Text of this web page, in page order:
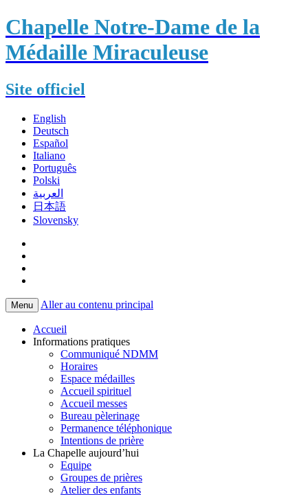
Chapelle Notre-Dame de la
Médaille Miraculeuse
Site officiel
English
Deutsch
Español
Italiano
Português
Polski
العربية
日本語
Slovensky
Menu Aller au contenu principal
Accueil
Informations pratiques
Communiqué NDMM
Horaires
Espace médailles
Accueil spirituel
Accueil messes
Bureau pèlerinage
Permanence téléphonique
Intentions de prière
La Chapelle aujourd’hui
Equipe
Groupes de prières
Atelier des enfants